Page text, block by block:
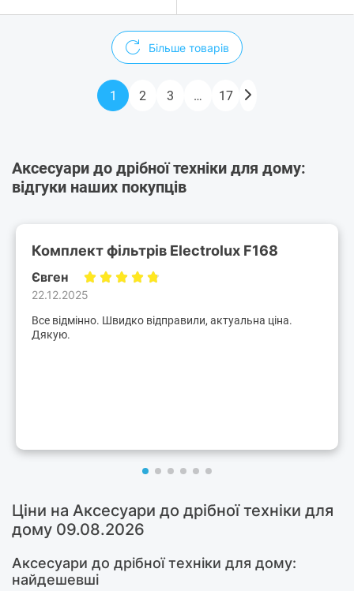
Більше товарів
1 2 3 … 17
Аксесуари до дрібної техніки для дому:
відгуки наших покупців
Комплект фільтрів Electrolux F168
Євген
22.12.2025
Все відмінно. Швидко відправили, актуальна ціна.
Дякую.
Ціни на Аксесуари до дрібної техніки для
дому 09.08.2026
Аксесуари до дрібної техніки для дому:
найдешевші